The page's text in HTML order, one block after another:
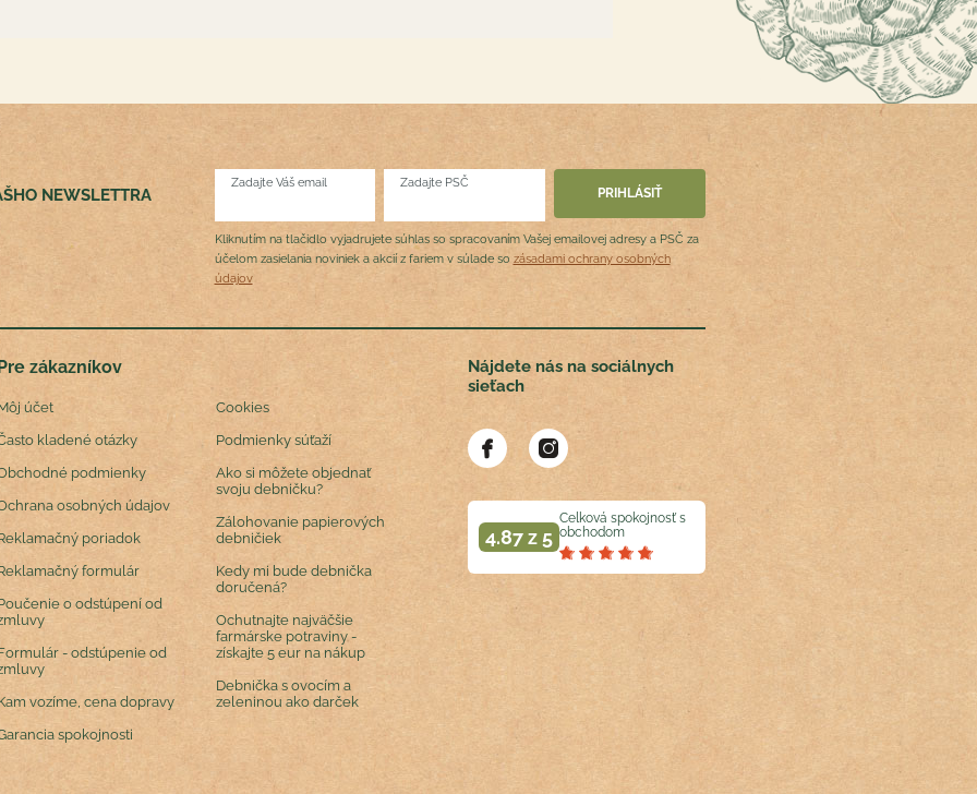
NEWSLETTRA
Zadajte Váš email Zadajte PSČ
Kliknutím na tlačidlo vyjadrujete súhlas so spracovaním Vašej emailovej adresy a PSČ za
účelom zasielania noviniek a akcií z fariem v súlade so zásadami ochrany osobných
údajov
zákazníkov
účet
kladené otázky
podmienky
osobných údajov
poriadok
formulár
o odstúpení od
- odstúpenie od
vozíme, cena dopravy
spokojnosti
Cookies
Podmienky súťaží
Ako si môžete objednať
svoju debničku?
Zálohovanie papierových
debničiek
Kedy mi bude debnička
doručená?
Ochutnajte najväčšie
farmárske potraviny -
získajte 5 eur na nákup
Debnička s ovocím a
zeleninou ako darček
Nájdete nás na sociálnych
sieťach
4.87 z 5
Celková spokojnosť s
obchodom